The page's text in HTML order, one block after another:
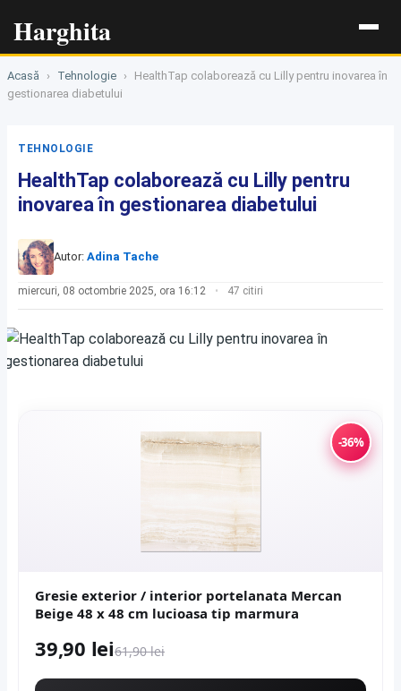
Harghita
Acasă › Tehnologie ›
HealthTap colaborează cu Lilly pentru inovarea în
gestionarea diabetului
TEHNOLOGIE
HealthTap colaborează cu Lilly pentru
inovarea în gestionarea diabetului
Autor: Adina Tache
miercuri, 08 octombrie 2025, ora 16:12 47 citiri
-36%
Gresie exterior / interior portelanata Mercan
Beige 48 x 48 cm lucioasa tip marmura
39,90 lei61,90 lei